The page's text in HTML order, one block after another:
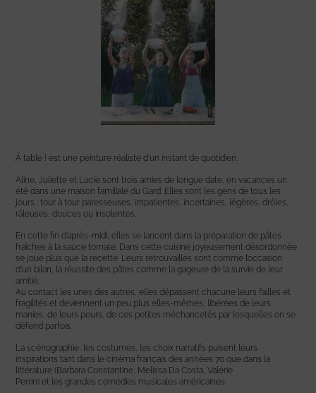
À table ! est une peinture réaliste d’un instant de quotidien.
Aline, Juliette et Lucie sont trois amies de longue date, en vacances un
été dans une maison familiale du Gard. Elles sont les gens de tous les
jours : tour à tour paresseuses, impatientes, incertaines, légères, drôles,
râleuses, douces ou insolentes.
En cette fin d’après-midi, elles se lancent dans la préparation de pâtes
fraîches à la sauce tomate. Dans cette cuisine joyeusement désordonnée
se joue plus que la recette. Leurs retrouvailles sont comme l’occasion
d’un bilan, la réussite des pâtes comme la gageure de la survie de leur
amitié.
Au contact les unes des autres, elles dépassent chacune leurs failles et
fragilités et deviennent un peu plus elles-mêmes, libérées de leurs
manies, de leurs peurs, de ces petites méchancetés par lesquelles on se
défend parfois.
La scénographie, les costumes, les choix narratifs puisent leurs
inspirations tant dans le cinéma français des années 70 que dans la
littérature (Barbara Constantine, Melissa Da Costa, Valérie
Perrin) et les grandes comédies musicales américaines.